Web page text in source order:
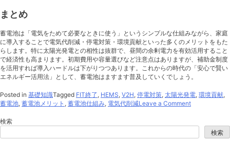
まとめ
蓄電池は「電気をためて必要なときに使う」というシンプルな仕組みながら、家庭
に導入することで電気代削減・停電対策・環境貢献といった多くのメリットをもた
らします。特に太陽光発電との相性は抜群で、昼間の余剰電力を有効活用すること
で経済性も高まります。初期費用や容量選びなど注意点はありますが、補助金制度
を活用すれば導入ハードルは下がりつつあります。これからの時代の「安心で賢い
エネルギー活用法」として、蓄電池はますます普及していくでしょう。
Posted in 基礎知識Tagged FIT終了 , HEMS, V2H, 停電対策, 太陽光発電, 環境貢献,
蓄電池, 蓄電池メリット , 蓄電池仕組み, 電気代削減Leave a Commenton
の
検索
検索